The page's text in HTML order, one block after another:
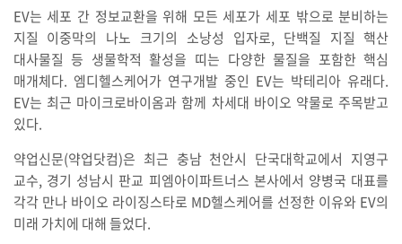
EV는 세포 간 정보교환을 위해 모든 세포가 세포 밖으로 분비하는
지질 이중막의 나노 크기의 소낭성 입자로, 단백질 지질 핵산
대사물질 등 생물학적 활성을 띠는 다양한 물질을 포함한 핵심
매개체다. 엠디헬스케어가 연구개발 중인 EV는 박테리아 유래다.
EV는 최근 마이크로바이옴과 함께 차세대 바이오 약물로 주목받고
있다.
약업신문(약업닷컴)은 최근 충남 천안시 단국대학교에서 지영구
교수, 경기 성남시 판교 피엠아이파트너스 본사에서 양병국 대표를
각각 만나 바이오 라이징스타로 MD헬스케어를 선정한 이유와 EV의
미래 가치에 대해 들었다.